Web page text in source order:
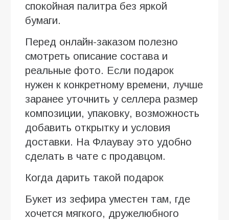
спокойная палитра без яркой
бумаги.
Перед онлайн-заказом полезно
смотреть описание состава и
реальные фото. Если подарок
нужен к конкретному времени, лучше
заранее уточнить у селлера размер
композиции, упаковку, возможность
добавить открытку и условия
доставки. На Флаувау это удобно
сделать в чате с продавцом.
Когда дарить такой подарок
Букет из зефира уместен там, где
хочется мягкого, дружелюбного